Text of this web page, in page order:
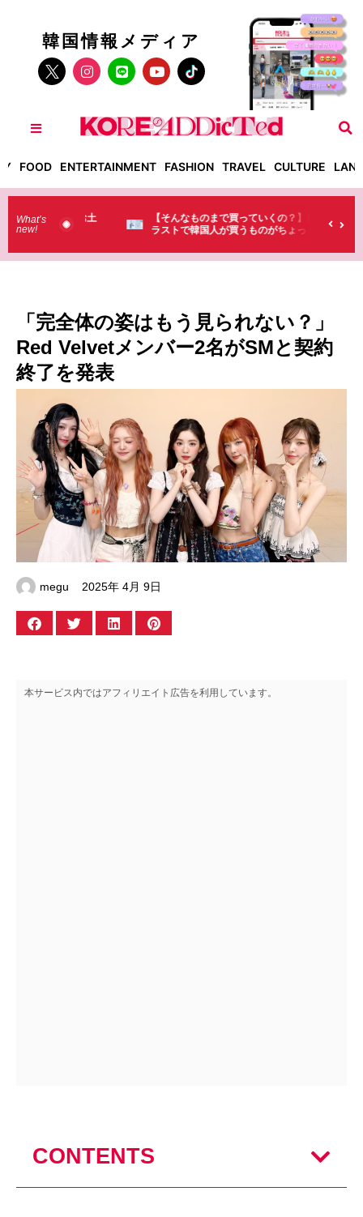
韓国情報メディア
FOOD ENTERTAINMENT FASHION TRAVEL CULTURE
What’s
new!
！】お土
（笑）
【そんなものまで買っていくの？】日本のド
ラストで韓国人が買うものがちょっと…
「完全体の姿はもう見られない？」
Red Velvetメンバー2名がSMと契約
終了を発表
megu 2025年 4月 9日
本サービス内ではアフィリエイト広告を利用しています。
CONTENTS